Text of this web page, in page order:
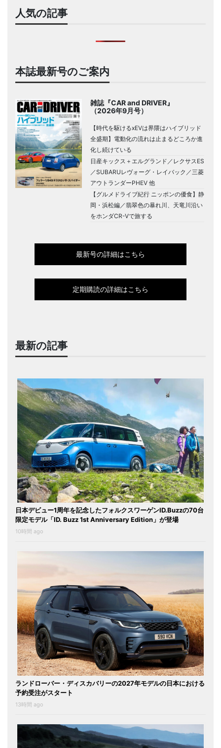
人気の記事
本誌最新号のご案内
雑誌『CAR and DRIVER』
（2026年9月号）
【時代を駆けるxEVは界隈はハイブリッド
全盛期】電動化の流れは止まるどころか進
化し続けている
日産キックス＋エルグランド／レクサスES
／SUBARUレヴォーグ・レイバック／三菱
アウトランダーPHEV 他
【グルメドライブ紀行 ニッポンの優食】静
岡・浜松編／翡翠色の暴れ川、天竜川沿い
をホンダCR-Vで旅する
最新号の詳細はこちら
定期購読の詳細はこちら
最新の記事
日本デビュー1周年を記念したフォルクスワーゲンID.Buzzの70台
限定モデル「ID. Buzz 1st Anniversary Edition」が登場
10時間 ago
ランドローバー・ディスカバリーの2027年モデルの日本における
予約受注がスタート
13時間 ago